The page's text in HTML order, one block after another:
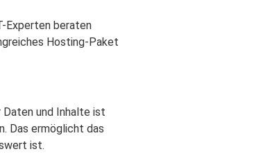
Experten beraten
Hosting-Paket
Daten und Inhalte ist
Das ermöglicht das
ist.